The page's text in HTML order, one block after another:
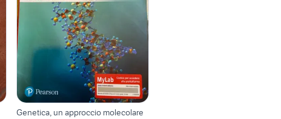
Genetica, un approccio molecolare